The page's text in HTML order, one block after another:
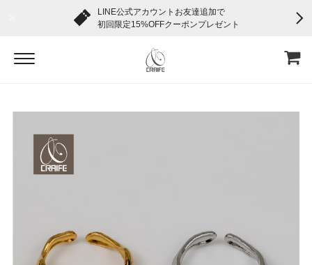
LINE公式アカウントお友達追加で
初回限定15%OFFクーポンプレゼント